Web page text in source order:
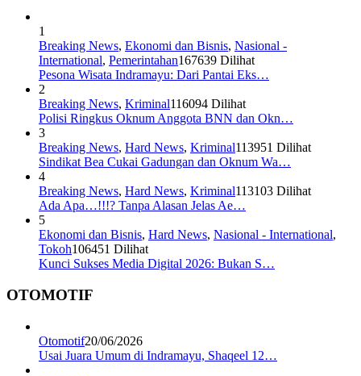
1
Breaking News, Ekonomi dan Bisnis, Nasional -
International, Pemerintahan167639 Dilihat
Pesona Wisata Indramayu: Dari Pantai Eks…
2
Breaking News, Kriminal116094 Dilihat
Polisi Ringkus Oknum Anggota BNN dan Okn…
3
Breaking News, Hard News, Kriminal113951 Dilihat
Sindikat Bea Cukai Gadungan dan Oknum Wa…
4
Breaking News, Hard News, Kriminal113103 Dilihat
Ada Apa…!!!? Tanpa Alasan Jelas Ae…
5
Ekonomi dan Bisnis, Hard News, Nasional - International,
Tokoh106451 Dilihat
Kunci Sukses Media Digital 2026: Bukan S…
OTOMOTIF
Otomotif20/06/2026
Usai Juara Umum di Indramayu, Shaqeel 12…